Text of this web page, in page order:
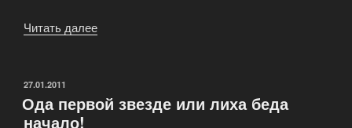
Читать далее
—
ОПУБЛИКОВАНО
27.01.2011
Ода первой звезде или лиха беда
начало!